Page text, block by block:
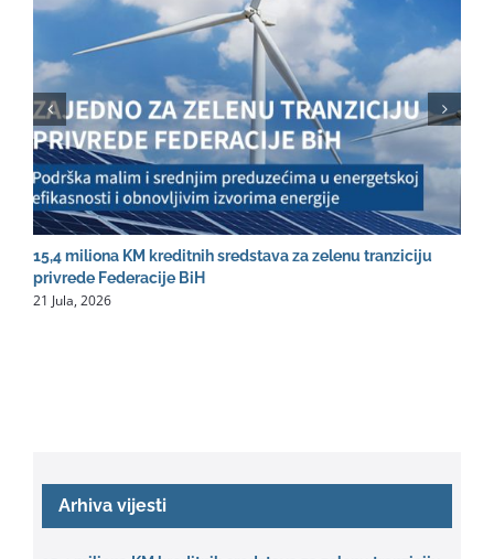
15,4 miliona KM kreditnih sredstava za zelenu tranziciju
privrede Federacije BiH
21 Jula, 2026
Arhiva vijesti